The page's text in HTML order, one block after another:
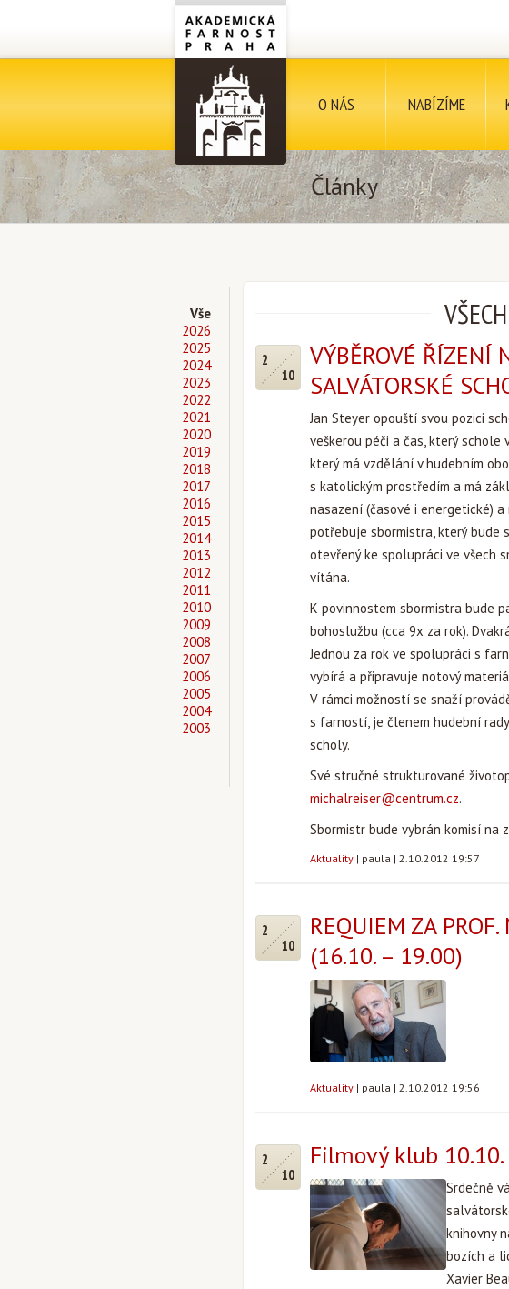
O NÁS NABÍZÍME
Články
Vše
2026
2025
2024
2023
2022
2021
2020
2019
2018
2017
2016
2015
2014
2013
2012
2011
2010
2009
2008
2007
2006
2005
2004
2003
2
10
VÝBĚROVÉ ŘÍZENÍ
SALVÁTORSKÉ
Jan Steyer opouští svou pozici
veškerou péči a čas, který schole
který má vzdělání v hudebním
s katolickým prostředím a má
nasazení (časové i energetické)
potřebuje sbormistra, který bude
otevřený ke spolupráci ve všech
vítána.
K povinnostem sbormistra bude
bohoslužbu (cca 9x za rok).
Jednou za rok ve spolupráci s
vybírá a připravuje notový
V rámci možností se snaží
s farností, je členem hudební
scholy.
Své stručné strukturované
michalreiser@centrum.cz.
Sbormistr bude vybrán komisí na
Aktuality | paula | 2.10.2012 19:57
2
10
REQUIEM ZA
(16.10. – 19.00)
Aktuality | paula | 2.10.2012 19:56
2
10
Filmový klub 10.10.
Srdečně
knihovny
bozích a
Xavier